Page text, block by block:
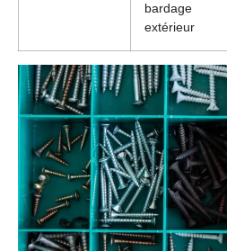
bardage
extérieur